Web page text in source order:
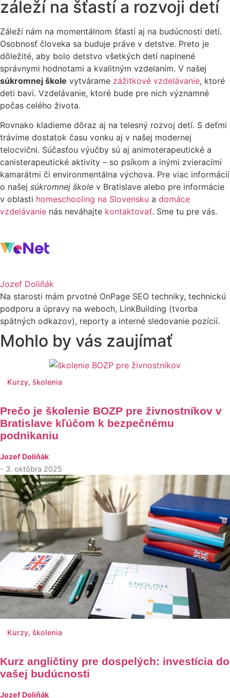
záleží na šťastí a rozvoji detí
Záleží nám na momentálnom šťastí aj na budúcnosti detí.
Osobnosť človeka sa buduje práve v detstve. Preto je
dôležité, aby bolo detstvo všetkých detí naplnené
správnymi hodnotami a kvalitným vzdelaním. V našej
súkromnej škole vytvárame zážitkové vzdelávanie, ktoré
deti baví. Vzdelávanie, ktoré bude pre nich významné
počas celého života.
Rovnako kladieme dôraz aj na telesný rozvoj detí. S deťmi
trávime dostatok času vonku aj v našej modernej
telocvični. Súčasťou výučby sú aj animoterapeutické a
canisterapeutické aktivity – so psíkom a inými zvieracími
kamarátmi či environmentálna výchova. Pre viac informácií
o našej súkromnej škole v Bratislave alebo pre informácie
v oblasti homeschooling na Slovensku a domáce
vzdelávanie nás neváhajte kontaktovať. Sme tu pre vás.
Jozef Doliňák
Na starosti mám prvotné OnPage SEO techniky, technickú
podporu a úpravy na weboch, LinkBuilding (tvorba
spätných odkazov), reporty a interné sledovanie pozícií.
Mohlo by vás zaujímať
Kurzy, školenia
Prečo je školenie BOZP pre živnostníkov v
Bratislave kľúčom k bezpečnému
podnikaniu
Jozef Doliňák
- 3. októbra 2025
Kurzy, školenia
Kurz angličtiny pre dospelých: investícia do
vašej budúcnosti
Jozef Doliňák